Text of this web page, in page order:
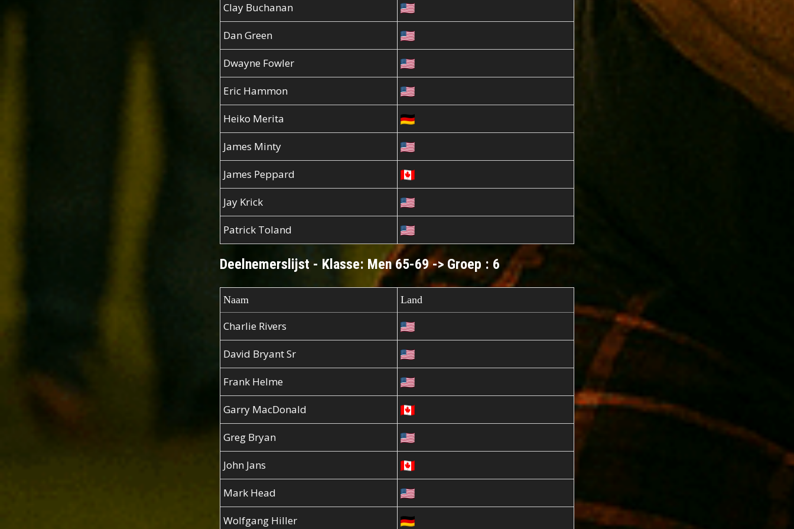
Clay Buchanan
Dan Green
Dwayne Fowler
Eric Hammon
Heiko Merita
James Minty
James Peppard
Jay Krick
Patrick Toland
Deelnemerslijst - Klasse: Men 65-69 -> Groep : 6
Naam Land
Charlie Rivers
David Bryant Sr
Frank Helme
Garry MacDonald
Greg Bryan
John Jans
Mark Head
Wolfgang Hiller